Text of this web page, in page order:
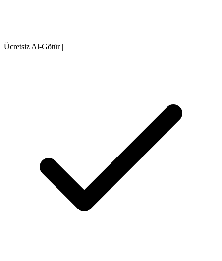
Ücretsiz Al-Götür |